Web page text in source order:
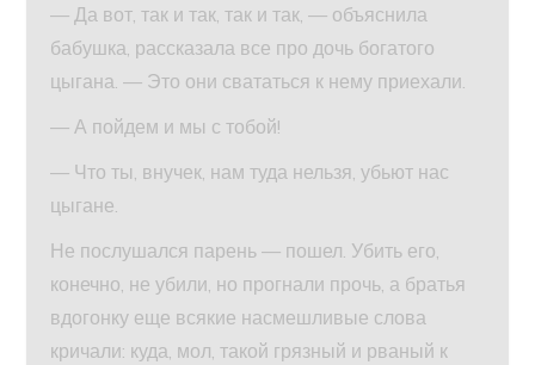
— Да вот, так и так, так и так, — объяснила
бабушка, рассказала все про дочь богатого
цыгана. — Это они свататься к нему приехали.
— А пойдем и мы с тобой!
— Что ты, внучек, нам туда нельзя, убьют нас
цыгане.
Не послушался парень — пошел. Убить его,
конечно, не убили, но прогнали прочь, а братья
вдогонку еще всякие насмешливые слова
кричали: куда, мол, такой грязный и рваный к